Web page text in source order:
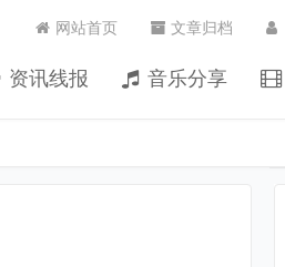
资讯线报 音乐分享
网站首页 文章归档